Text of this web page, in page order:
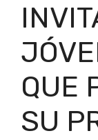
QUE
SU